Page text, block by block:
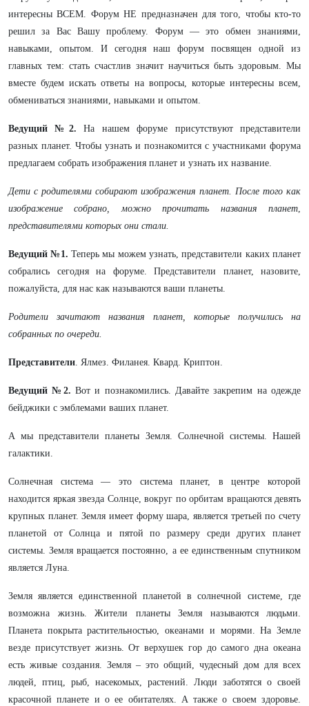
интересны ВСЕМ. Форум НЕ предназначен для того, чтобы кто-то
решил за Вас Вашу проблему. Форум — это обмен знаниями,
навыками, опытом. И сегодня наш форум посвящен одной из
главных тем: стать счастлив значит научиться быть здоровым. Мы
вместе будем искать ответы на вопросы, которые интересны всем,
обмениваться знаниями, навыками и опытом.
Ведущий №2.На нашем форуме присутствуют представители
разных планет. Чтобы узнать и познакомится с участниками форума
предлагаем собрать изображения планет и узнать их название.
Дети с родителями собирают изображения планет. После того как
изображение собрано, можно прочитать названия планет,
представителями которых они стали.
Ведущий №1. Теперь мы можем узнать, представители каких планет
собрались сегодня на форуме. Представители планет, назовите,
пожалуйста, для нас как называются ваши планеты.
Родители зачитают названия планет, которые получились на
собранных по очереди.
Представители. Ялмез. Филанея. Квард. Криптон.
Ведущий №2. Вот и познакомились. Давайте закрепим на одежде
бейджики с эмблемами ваших планет.
А мы представители планеты Земля. Солнечной системы. Нашей
галактики.
Солнечная система — это система планет, в центре которой
находится яркая звезда Солнце, вокруг по орбитам вращаются девять
крупных планет. Земля имеет форму шара, является третьей по счету
планетой от Солнца и пятой по размеру среди других планет
системы. Земля вращается постоянно, а ее единственным спутником
является Луна.
Земля является единственной планетой в солнечной системе, где
возможна жизнь. Жители планеты Земля называются людьми.
Планета покрыта растительностью, океанами и морями. На Земле
везде присутствует жизнь. От верхушек гор до самого дна океана
есть живые создания. Земля – это общий, чудесный дом для всех
людей, птиц, рыб, насекомых, растений. Люди заботятся о своей
красочной планете и о ее обитателях. А также о своем здоровье.